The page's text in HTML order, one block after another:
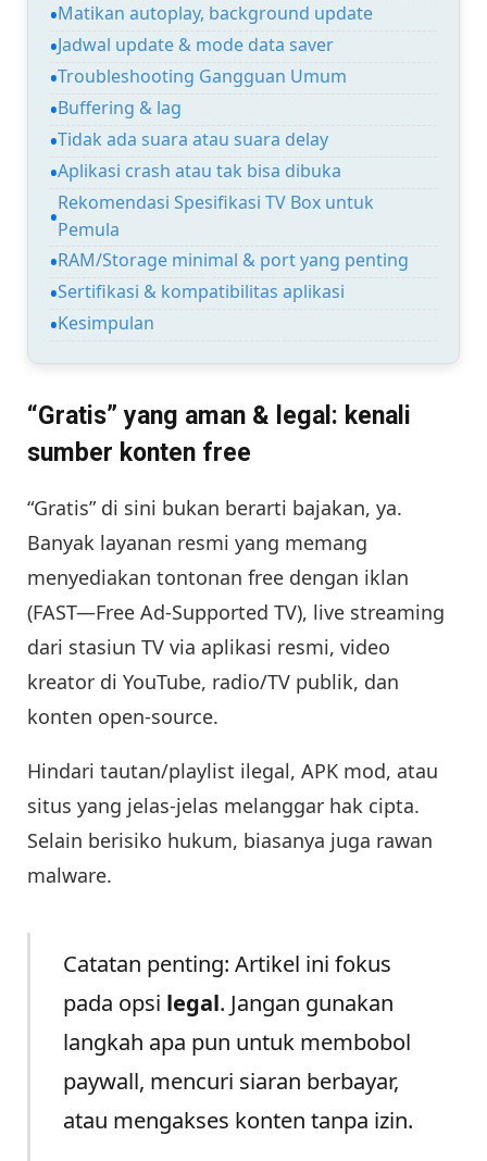
Matikan autoplay, background update
Jadwal update & mode data saver
Troubleshooting Gangguan Umum
Buffering & lag
Tidak ada suara atau suara delay
Aplikasi crash atau tak bisa dibuka
Rekomendasi Spesifikasi TV Box untuk
Pemula
RAM/Storage minimal & port yang penting
Sertifikasi & kompatibilitas aplikasi
Kesimpulan
“Gratis” yang aman & legal: kenali
sumber konten free
“Gratis” di sini bukan berarti bajakan, ya.
Banyak layanan resmi yang memang
menyediakan tontonan free dengan iklan
(FAST—Free Ad-Supported TV), live streaming
dari stasiun TV via aplikasi resmi, video
kreator di YouTube, radio/TV publik, dan
konten open-source.
Hindari tautan/playlist ilegal, APK mod, atau
situs yang jelas-jelas melanggar hak cipta.
Selain berisiko hukum, biasanya juga rawan
malware.
Catatan penting: Artikel ini fokus
pada opsi legal. Jangan gunakan
langkah apa pun untuk membobol
paywall, mencuri siaran berbayar,
atau mengakses konten tanpa izin.